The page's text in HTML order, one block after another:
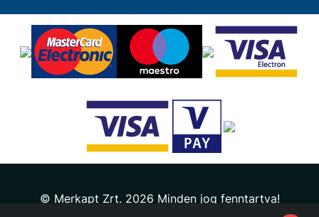
© Merkapt Zrt. 2026 Minden jog fenntartva!